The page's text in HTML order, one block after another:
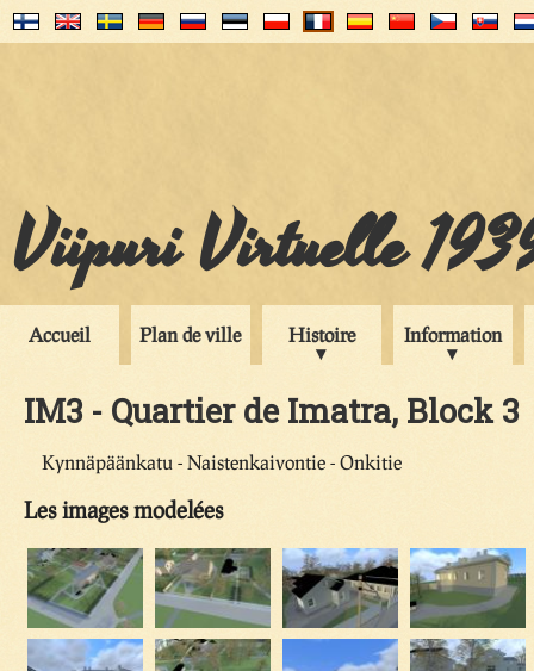
Viipuri Virtuelle
Accueil Plan de ville Histoire Information
IM3 - Quartier de Imatra, Block 3
Kynnäpäänkatu - Naistenkaivontie - Onkitie
Les images modelées